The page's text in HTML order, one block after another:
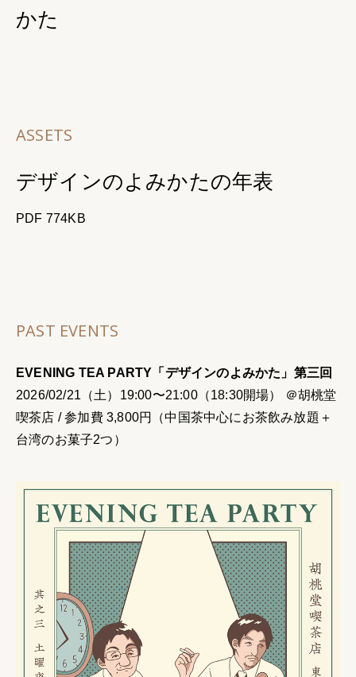
かた
ASSETS
デザインのよみかたの年表
PDF 774KB
PAST EVENTS
EVENING TEA PARTY「デザインのよみかた」第三回
2026/02/21（土）19:00〜21:00（18:30開場） ＠胡桃堂
喫茶店 / 参加費 3,800円（中国茶中心にお茶飲み放題＋
台湾のお菓子2つ）